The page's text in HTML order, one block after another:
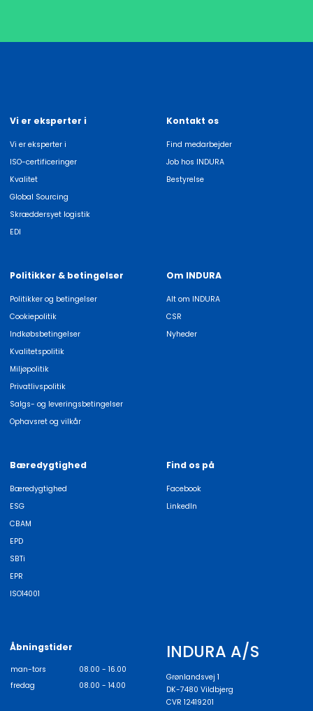
Vi er eksperter i
Vi er eksperter i
ISO-certificeringer
Kvalitet
Global Sourcing
Skræddersyet logistik
EDI
Kontakt os
Find medarbejder
Job hos INDURA
Bestyrelse
Politikker & betingelser
Politikker og betingelser
Cookiepolitik
Indkøbsbetingelser
Kvalitetspolitik
Miljøpolitik
Privatlivspolitik
Salgs- og leveringsbetingelser
Ophavsret og vilkår
Om INDURA
Alt om INDURA
CSR
Nyheder
Bæredygtighed
Bæredygtighed
ESG
CBAM
EPD
SBTi
EPR
ISO14001
Find os på
Facebook
LinkedIn
Åbningstider
man-tors
08.00 - 16.00
fredag
08.00 - 14.00
INDURA A/S
Grønlandsvej 1
DK-7480 Vildbjerg
CVR 12419201